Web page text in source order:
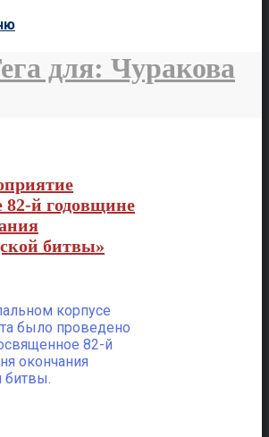
для: Чуракова
82-й годовщине
битвы»
корпусе
было проведено
82-й
окончания
битвы.